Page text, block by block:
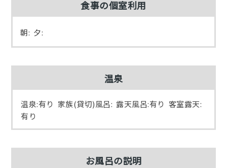
食事の個室利用
朝: 夕:
温泉
温泉:有り 家族(貸切)風呂: 露天風呂:有り 客室露天:
有り
お風呂の説明